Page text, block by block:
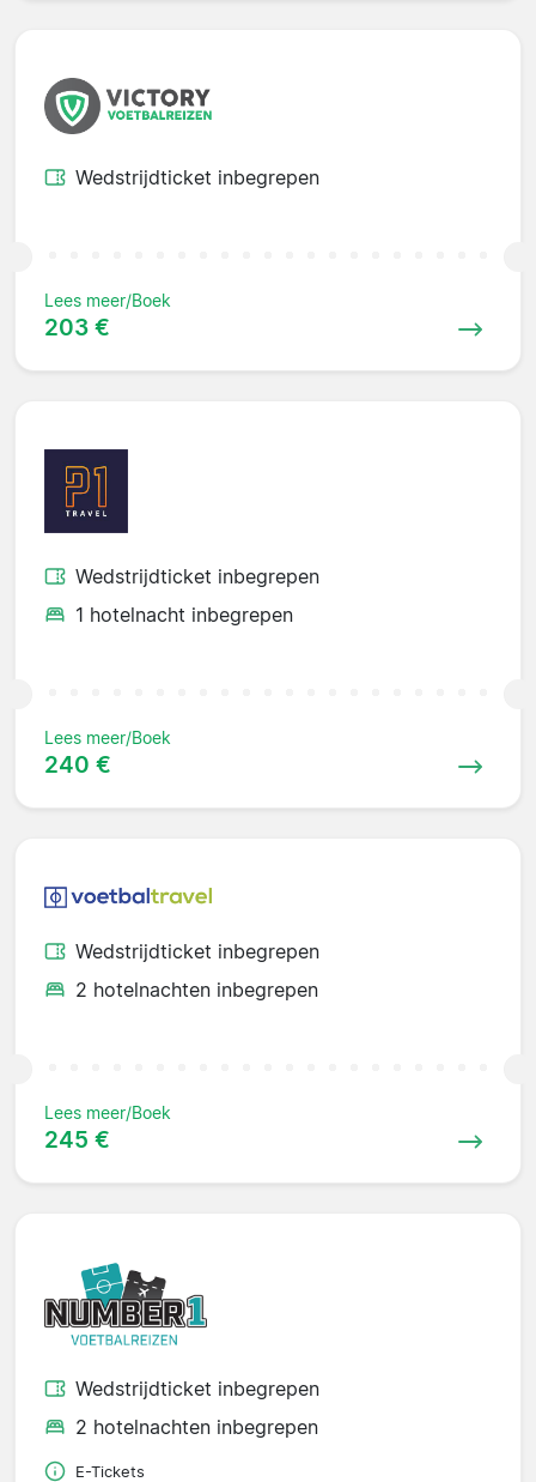
Wedstrijdticket inbegrepen
Lees meer/Boek
203 €
Wedstrijdticket inbegrepen
1 hotelnacht inbegrepen
Lees meer/Boek
240 €
Wedstrijdticket inbegrepen
2 hotelnachten inbegrepen
Lees meer/Boek
245 €
Wedstrijdticket inbegrepen
2 hotelnachten inbegrepen
E-Tickets